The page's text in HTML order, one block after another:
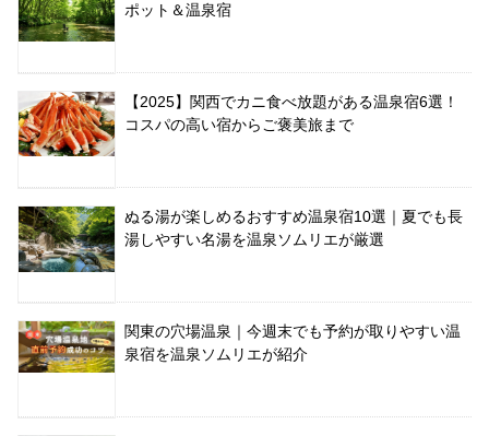
ポット＆温泉宿
【2025】関西でカニ食べ放題がある温泉宿6選！
コスパの高い宿からご褒美旅まで
ぬる湯が楽しめるおすすめ温泉宿10選｜夏でも長
湯しやすい名湯を温泉ソムリエが厳選
関東の穴場温泉｜今週末でも予約が取りやすい温
泉宿を温泉ソムリエが紹介